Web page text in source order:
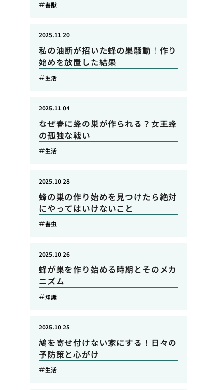
害獣
私の油断が招いた蜂の巣騒動！作り
始めを放置した結果
2025.11.20
生活
なぜ春に蜂の巣が作られる？女王蜂
の孤独な戦い
2025.11.04
生活
蜂の巣の作り始めを見つけたら絶対
にやってはいけないこと
2025.10.28
害虫
蜂が巣を作り始める時期とそのメカ
ニズム
2025.10.26
知識
鳩を寄せ付けない家にする！日々の
予防策と心がけ
2025.10.25
生活